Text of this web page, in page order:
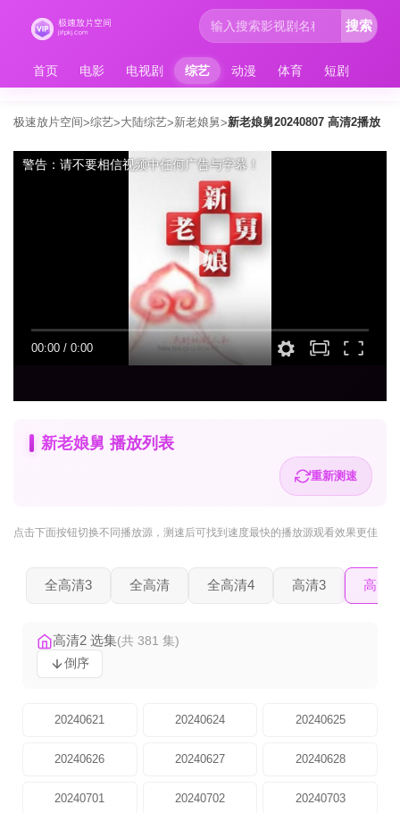
首页 电影 电视剧 综艺 动漫 体育 短剧
搜索
极速放片空间>综艺>大陆综艺>新老娘舅>新老娘舅20240807 高清2播放
00:00 / 0:00
警告：请不要相信视频中任何广告与字幕！
新老娘舅 播放列表
重新测速
点击下面按钮切换不同播放源 ，测速后可找到速度最快的播放源观看效果更佳
全高清3 全高清 全高清4 高清3 高清2
高清2 选集(共 381 集)
倒序
20240621 20240624 20240625
20240626 20240627 20240628
20240701 20240702 20240703